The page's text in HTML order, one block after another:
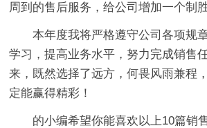
周到的售后服务，给公司增加一个制
本年度我将严格遵守公司各项规
学习，提高业务水平，努力完成销售
来，既然选择了远方，何畏风雨兼程
定能赢得精彩！
的小编希望你能喜欢以上10篇销